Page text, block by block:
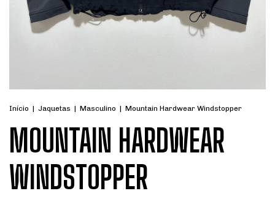
Início | Jaquetas | Masculino | Mountain Hardwear Windstopper
MOUNTAIN HARDWEAR
WINDSTOPPER